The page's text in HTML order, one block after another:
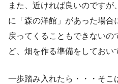
また、近ければ良いのです
に「森の洋館」があった場合
戻ってくることもできない
ど、畑を作る準備をしておい
一歩踏み入れたら・・・そこ